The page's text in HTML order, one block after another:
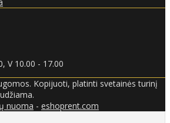
V 10.00 - 17.00
Kopijuoti, platinti svetainės turinį
nuoma - eshoprent.com